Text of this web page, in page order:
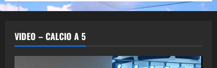
VIDEO – CALCIO A 5